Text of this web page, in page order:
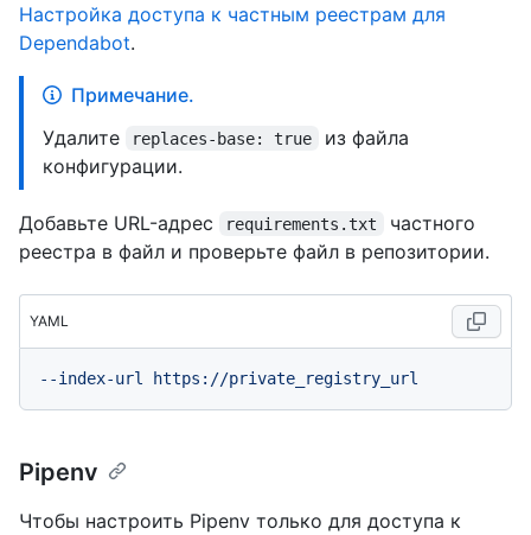
Настройка доступа к частным реестрам для
Dependabot.
Примечание.
Удалите
replaces-base: true
из файла
конфигурации.
Добавьте URL-адрес requirements.txt
частного
реестра в файл и проверьте файл в репозитории.
YAML
--index-url https://private_registry_url
Pipenv
Чтобы настроить Pipenv только для доступа к